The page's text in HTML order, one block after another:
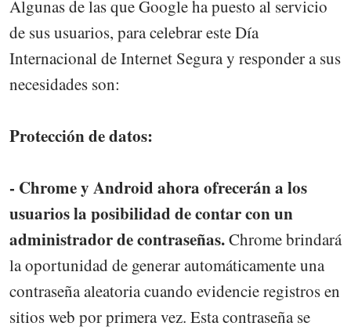
Algunas de las que Google ha puesto al servicio
de sus usuarios, para celebrar este Día
Internacional de Internet Segura y responder a sus
necesidades son:
Protección de datos:
- Chrome y Android ahora ofrecerán a los
usuarios la posibilidad de contar con un
administrador de contraseñas.Chrome brindará
la oportunidad de generar automáticamente una
contraseña aleatoria cuando evidencie registros en
sitios web por primera vez. Esta contraseña se